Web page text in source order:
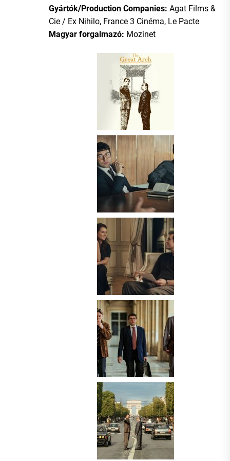
Gyártók/Production Companies: Agat Films &
Cie / Ex Nihilo, France 3 Cinéma, Le Pacte
Magyar forgalmazó: Mozinet